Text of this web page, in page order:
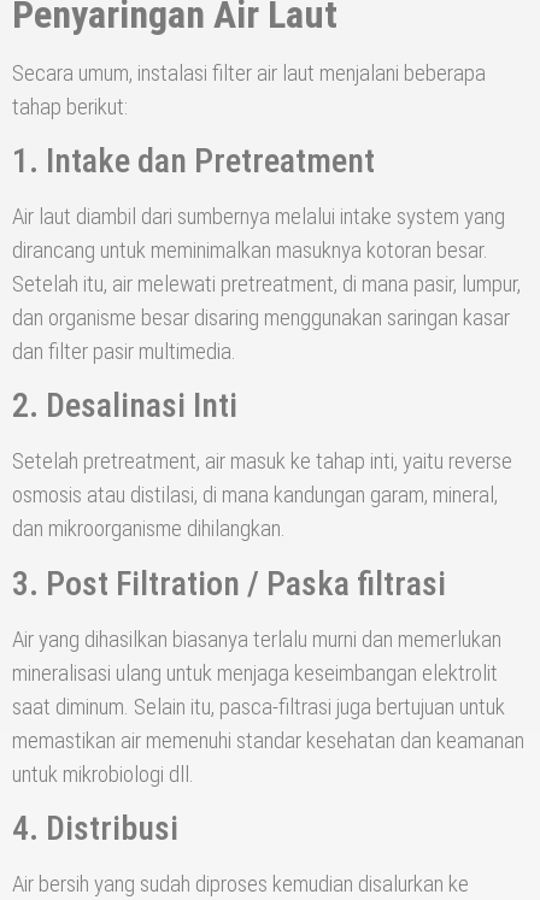
Penyaringan Air Laut
Secara umum, instalasi filter air laut menjalani beberapa
tahap berikut:
1. Intake dan Pretreatment
Air laut diambil dari sumbernya melalui intake system yang
dirancang untuk meminimalkan masuknya kotoran besar.
Setelah itu, air melewati pretreatment, di mana pasir, lumpur,
dan organisme besar disaring menggunakan saringan kasar
dan filter pasir multimedia.
2. Desalinasi Inti
Setelah pretreatment, air masuk ke tahap inti, yaitu reverse
osmosis atau distilasi, di mana kandungan garam, mineral,
dan mikroorganisme dihilangkan.
3. Post Filtration / Paska filtrasi
Air yang dihasilkan biasanya terlalu murni dan memerlukan
mineralisasi ulang untuk menjaga keseimbangan elektrolit
saat diminum. Selain itu, pasca-filtrasi juga bertujuan untuk
memastikan air memenuhi standar kesehatan dan keamanan
untuk mikrobiologi dll.
4. Distribusi
Air bersih yang sudah diproses kemudian disalurkan ke